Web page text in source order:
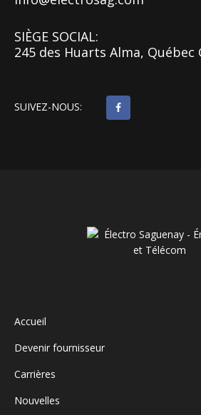
SIÈGE SOCIAL:
245 des Huarts Alma, Québec
SUIVEZ-NOUS:
Accueil
Devenir fournisseur
Carrières
Nouvelles